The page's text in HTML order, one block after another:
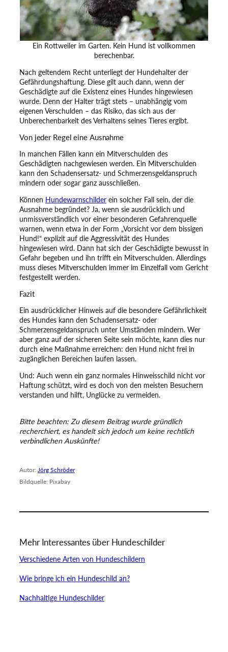
Ein Rottweiler im Garten. Kein Hund ist vollkommen
berechenbar.
Nach geltendem Recht unterliegt der Hundehalter der
Gefährdungshaftung. Diese gilt auch dann, wenn der
Geschädigte auf die Existenz eines Hundes hingewiesen
wurde. Denn der Halter trägt stets – unabhängig vom
eigenen Verschulden – das Risiko, das sich aus der
Unberechenbarkeit des Verhaltens seines Tieres ergibt.
Von jeder Regel eine Ausnahme
In manchen Fällen kann ein Mitverschulden des
Geschädigten nachgewiesen werden. Ein Mitverschulden
kann den Schadensersatz- und Schmerzensgeldanspruch
mindern oder sogar ganz ausschließen.
Können Hundewarnschilder ein solcher Fall sein, der die
Ausnahme begründet? Ja, wenn sie ausdrücklich und
unmissverständlich vor einer besonderen Gefahrenquelle
warnen, wenn etwa in der Form „Vorsicht vor dem bissigen
Hund!“ explizit auf die Aggressivität des Hundes
hingewiesen wird. Dann hat sich der Geschädigte bewusst in
Gefahr begeben und ihn trifft ein Mitverschulden. Allerdings
muss dieses Mitverschulden immer im Einzelfall vom Gericht
festgestellt werden.
Fazit
Ein ausdrücklicher Hinweis auf die besondere Gefährlichkeit
des Hundes kann den Schadensersatz- oder
Schmerzensgeldanspruch unter Umständen mindern. Wer
aber ganz auf der sicheren Seite sein möchte, kann dies nur
durch eine Maßnahme erreichen: den Hund nicht frei in
zugänglichen Bereichen laufen lassen.
Und: Auch wenn ein ganz normales Hinweisschild nicht vor
Haftung schützt, wird es doch von den meisten Besuchern
verstanden und hilft, Unglücke zu vermeiden.
Bitte beachten: Zu diesem Beitrag wurde gründlich
recherchiert, es handelt sich jedoch um keine rechtlich
verbindlichen Auskünfte!
Autor: Jörg Schröder
Bildquelle: Pixabay
Mehr Interessantes über Hundeschilder
Verschiedene Arten von Hundeschildern
Wie bringe ich ein Hundeschild an?
Nachhaltige Hundeschilder